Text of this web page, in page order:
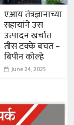
एआय तंत्रज्ञानाच्या
सहायांने उस
उत्पादन खर्चात
तीस टक्के बचत –
बिपीन कोल्हे
June 24, 2025